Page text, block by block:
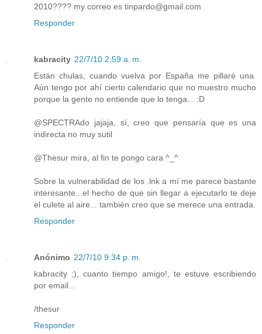
2010???? my correo es tinpardo@gmail.com
Responder
kabracity 22/7/10 2:59 a. m.
Están chulas, cuando vuelva por España me pillaré una.
Aún tengo por ahí cierto calendario que no muestro mucho
porque la gente no entiende que lo tenga... :D
@SPECTRAdo jajaja, sí, creo que pensaría que es una
indirecta no muy sutil
@Thesur mira, al fin te pongo cara ^_^
Sobre la vulnerabilidad de los .lnk a mí me parece bastante
interesante...el hecho de que sin llegar a ejecutarlo te deje
el culete al aire... también creo que se merece una entrada.
Responder
Anónimo 22/7/10 9:34 p. m.
kabracity ;), cuanto tiempo amigo!, te estuve escribiendo
por email...
/thesur
Responder